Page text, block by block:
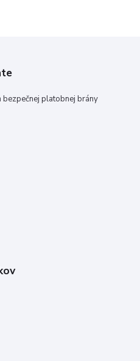
platobnej brány